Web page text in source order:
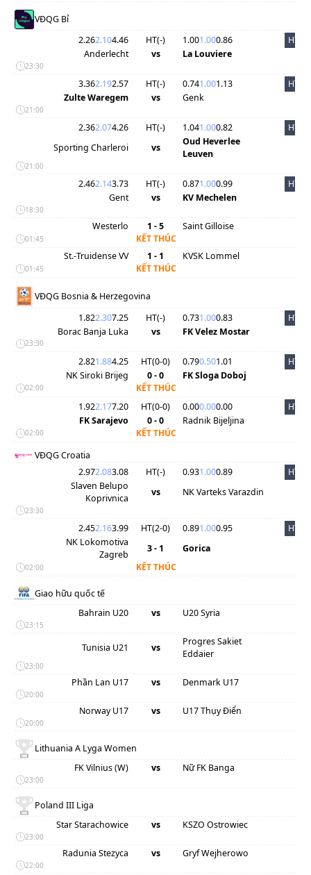
VĐQG Bỉ
2.262.104.46 HT(-) 1.001.000.86
HT
Anderlecht
vs La Louviere
23:30
3.362.192.57 HT(-) 0.741.001.13
HT
Zulte Waregem
vs Genk
21:00
2.362.074.26 HT(-) 1.041.000.82
HT
Sporting Charleroi
vs
Oud Heverlee
Leuven
21:00
2.462.143.73 HT(-) 0.871.000.99
HT
Gent
vs KV Mechelen
18:30
Westerlo 1 - 5 Saint Gilloise
01:45
KẾT THÚC
St.-Truidense VV
1 - 1 KVSK Lommel
01:45 KẾT THÚC
VĐQG Bosnia & Herzegovina
1.822.307.25 HT(-) 0.731.000.83
HT
Borac Banja Luka
vs FK Velez Mostar
23:30
2.821.884.25 HT(0-0) 0.790.501.01
HT
NK Siroki Brijeg
0 - 0 FK Sloga Doboj
02:00
KẾT THÚC
1.922.177.20 HT(0-0) 0.000.000.00
HT
FK Sarajevo
0 - 0 Radnik Bijeljina
02:00
KẾT THÚC
VĐQG Croatia
2.972.083.08 HT(-) 0.931.000.89
HT
Slaven Belupo
Koprivnica
vs NK Varteks Varazdin
23:30
2.452.163.99 HT(2-0) 0.891.000.95
HT
NK Lokomotiva
Zagreb
3 - 1 Gorica
02:00 KẾT THÚC
Giao hữu quốc tế
Bahrain U20
vs U20 Syria
23:15
Tunisia U21 vs
Progres Sakiet
Eddaier
23:00
Phần Lan U17 vs Denmark U17
20:00
Norway U17 vs U17 Thụy Điển
20:00
Lithuania A Lyga Women
FK Vilnius (W)
vs Nữ FK Banga
23:00
Poland III Liga
Star Starachowice
vs KSZO Ostrowiec
23:00
Radunia Stezyca vs Gryf Wejherowo
22:00